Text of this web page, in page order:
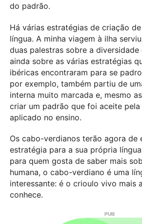
do padrão.
Há várias estratégias de criação
língua. A minha viagem à ilha
duas palestras sobre a diversidade
ainda sobre as várias estratégias
ibéricas encontraram para se
por exemplo, também partiu de
interna muito marcada e, mesmo
criar um padrão que foi aceite
aplicado no ensino.
Os cabo-verdianos terão agora de
estratégia para a sua própria
para quem gosta de saber mais
humana, o cabo-verdiano é uma
interessante: é o crioulo vivo mais
conhece.